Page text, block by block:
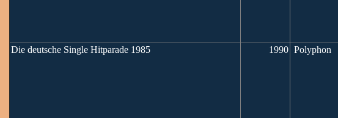
Die deutsche Single Hitparade 1985 1990 Polyphon